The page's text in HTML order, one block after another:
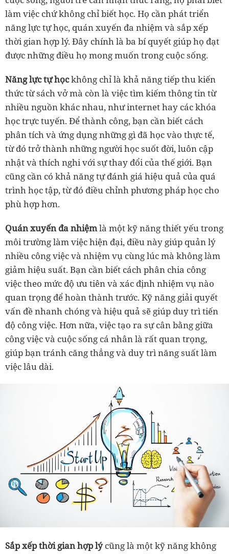
làm việc chứ không chỉ biết học. Họ cần phát triển
năng lực tự học, quán xuyến đa nhiệm và sắp xếp
thời gian hợp lý. Đây chính là ba bí quyết giúp họ đạt
được những điều họ mong muốn trong cuộc sống.
Năng lực tự họckhông chỉ là khả năng tiếp thu kiến
thức từ sách vở mà còn là việc tìm kiếm thông tin từ
nhiều nguồn khác nhau, như internet hay các khóa
học trực tuyến. Để thành công, bạn cần biết cách
phân tích và ứng dụng những gì đã học vào thực tế,
từ đó trở thành những người học suốt đời, luôn cập
nhật và thích nghi với sự thay đổi của thế giới. Bạn
cũng cần có khả năng tự đánh giá hiệu quả của quá
trình học tập, từ đó điều chỉnh phương pháp học cho
phù hợp hơn.
Quán xuyến đa nhiệmlà một kỹ năng thiết yếu trong
môi trường làm việc hiện đại, điều này giúp quản lý
nhiều công việc và nhiệm vụ cùng lúc mà không làm
giảm hiệu suất. Bạn cần biết cách phân chia công
việc theo mức độ ưu tiên và xác định nhiệm vụ nào
quan trọng để hoàn thành trước. Kỹ năng giải quyết
vấn đề nhanh chóng và hiệu quả sẽ giúp duy trì tiến
độ công việc. Hơn nữa, việc tạo ra sự cân bằng giữa
công việc và cuộc sống cá nhân là rất quan trọng,
giúp bạn tránh căng thẳng và duy trì năng suất làm
việc lâu dài.
Sắp xếp thời gian hợp lýcũng là một kỹ năng không